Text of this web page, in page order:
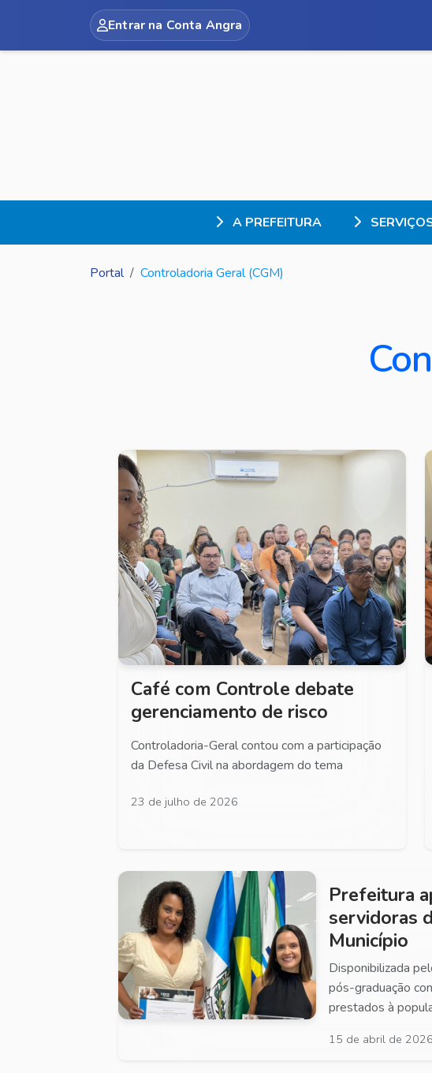
Entrar na Conta Angra
A PREFEITURA
Portal Controladoria Geral (CGM)
Café com Controle debate
gerenciamento de risco
Controladoria-Geral contou com a participação
da Defesa Civil na abordagem do tema
23 de julho de 2026
Prefeitura
servidoras
Município
Disponibilizada
pós-graduação
prestados à
15 de abril de 2026